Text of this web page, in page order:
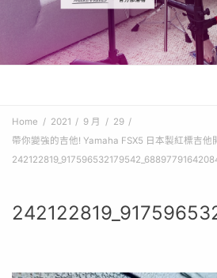
Home 2021 9 月
29
帶你變強的吉他! Yamaha FSX5 日本製紅標吉他